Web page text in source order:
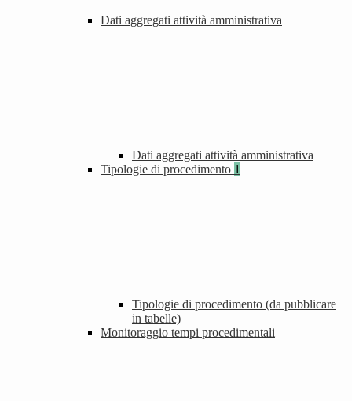
Dati aggregati attività amministrativa
Dati aggregati attività amministrativa
Tipologie di procedimento 1
Tipologie di procedimento (da pubblicare
in tabelle)
Monitoraggio tempi procedimentali